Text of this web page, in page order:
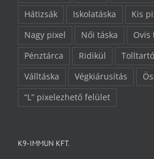
Hátizsák
Iskolatáska Kis
Nagy pixel
Női táska Ovis
Pénztárca
Ridikül Tolltartó
Válltáska
Végkiárusítás
“L” pixelezhető felület
K9-IMMUN KFT.